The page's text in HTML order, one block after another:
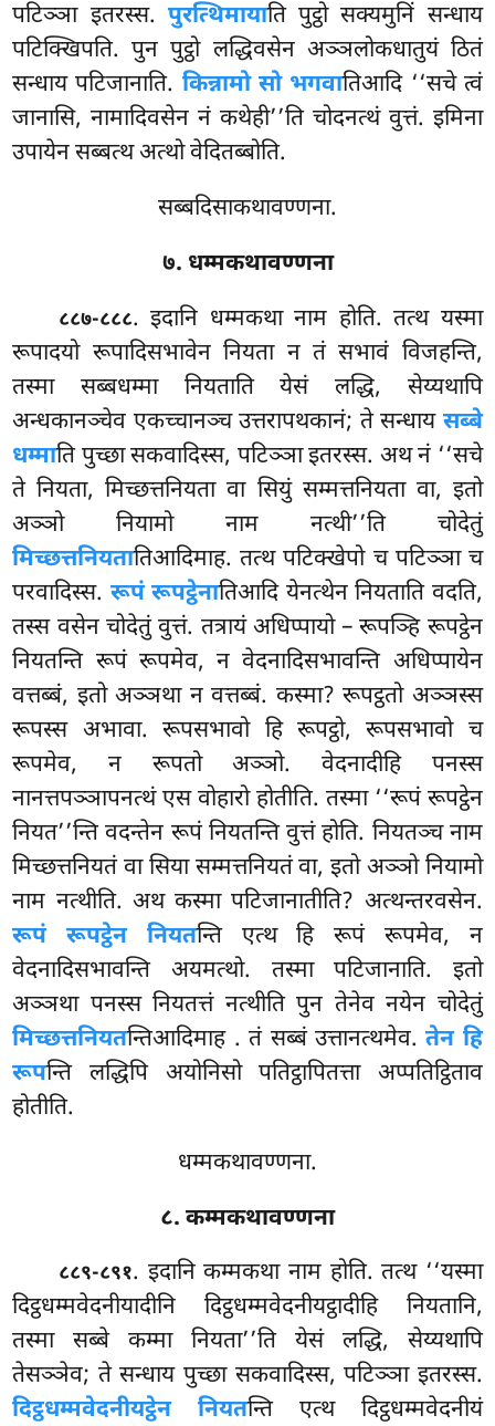
पटिञ्ञा इतरस्स. पुरत्थिमायाति पुट्ठो सक्यमुनिं सन्धाय
पटिक्खिपति. पुन पुट्ठो लद्धिवसेन अञ्ञलोकधातुयं ठितं
सन्धाय पटिजानाति. किन्नामो सो भगवातिआदि ‘‘सचे त्वं
जानासि, नामादिवसेन नं कथेही’’ति चोदनत्थं वुत्तं. इमिना
उपायेन सब्बत्थ अत्थो वेदितब्बोति.
सब्बदिसाकथावण्णना.
७. धम्मकथावण्णना
८८७-८८८. इदानि धम्मकथा नाम होति. तत्थ यस्मा
रूपादयो रूपादिसभावेन नियता न तं सभावं विजहन्ति,
तस्मा सब्बधम्मा नियताति येसं लद्धि, सेय्यथापि
अन्धकानञ्चेव एकच्चानञ्च उत्तरापथकानं; ते सन्धाय सब्बे
धम्माति पुच्छा सकवादिस्स, पटिञ्ञा इतरस्स. अथ नं ‘‘सचे
ते नियता, मिच्छत्तनियता वा सियुं सम्मत्तनियता वा, इतो
अञ्ञो नियामो नाम नत्थी’’ति चोदेतुं
मिच्छत्तनियतातिआदिमाह. तत्थ पटिक्खेपो च पटिञ्ञा च
परवादिस्स. रूपं रूपट्ठेनातिआदि येनत्थेन नियताति वदति,
तस्स वसेन चोदेतुं वुत्तं. तत्रायं अधिप्पायो – रूपञ्हि रूपट्ठेन
नियतन्ति रूपं रूपमेव, न वेदनादिसभावन्ति अधिप्पायेन
वत्तब्बं, इतो अञ्ञथा न वत्तब्बं. कस्मा? रूपट्ठतो अञ्ञस्स
रूपस्स अभावा. रूपसभावो हि रूपट्ठो, रूपसभावो च
रूपमेव, न रूपतो अञ्ञो. वेदनादीहि पनस्स
नानत्तपञ्ञापनत्थं एस वोहारो होतीति. तस्मा ‘‘रूपं रूपट्ठेन
नियत’’न्ति वदन्तेन रूपं नियतन्ति वुत्तं होति. नियतञ्च नाम
मिच्छत्तनियतंवा सिया सम्मत्तनियतं वा, इतो अञ्ञो नियामो
नाम नत्थीति. अथ कस्मा पटिजानातीति? अत्थन्तरवसेन.
रूपं रूपट्ठेन नियतन्ति एत्थ हि रूपं रूपमेव, न
वेदनादिसभावन्ति अयमत्थो. तस्मा पटिजानाति. इतो
अञ्ञथा पनस्स नियतत्तं नत्थीति पुन तेनेव नयेन चोदेतुं
मिच्छत्तनियतन्तिआदिमाह . तं सब्बं उत्तानत्थमेव.तेन हि
रूपन्ति लद्धिपि अयोनिसो पतिट्ठापितत्ता अप्पतिट्ठिताव
होतीति.
धम्मकथावण्णना.
८. कम्मकथावण्णना
८८९-८९१. इदानि कम्मकथा नाम होति. तत्थ ‘‘यस्मा
दिट्ठधम्मवेदनीयादीनि दिट्ठधम्मवेदनीयट्ठादीहि नियतानि,
तस्मा सब्बे कम्मा नियता’’ति येसं लद्धि, सेय्यथापि
तेसञ्ञेव; ते सन्धाय पुच्छा सकवादिस्स, पटिञ्ञा इतरस्स.
दिट्ठधम्मवेदनीयट्ठेन नियतन्ति एत्थ दिट्ठधम्मवेदनीयं